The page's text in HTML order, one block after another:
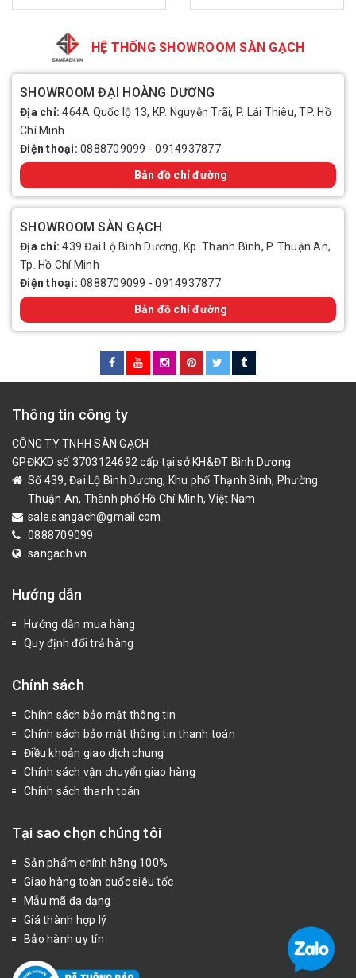
HỆ THỐNG SHOWROOM SÀN GẠCH
SHOWROOM ĐẠI HOÀNG DƯƠNG
Địa chỉ:464A Quốc lộ 13, KP. Nguyễn Trãi, P. Lái Thiêu, TP. Hồ
Chí Minh
Điện thoại: 0888709099 -0914937877
Bản đồ chỉ đường
SHOWROOM SÀN GẠCH
Địa chỉ:439 Đại Lộ Bình Dương, Kp. Thạnh Bình, P. Thuận An,
Tp. Hồ Chí Minh
Điện thoại: 0888709099 -0914937877
Bản đồ chỉ đường
Thông tin công ty
CÔNG TY TNHH SÀN GẠCH
GPĐKKD số 3703124692 cấp tại sở KH&ĐT Bình Dương
Số 439, Đại Lộ Bình Dương, Khu phố Thạnh Bình, Phường
Thuận An, Thành phố Hồ Chí Minh, Việt Nam
sale.sangach@gmail.com
0888709099
sangach.vn
Hướng dẫn
Hướng dẫn mua hàng
Quy định đổi trả hàng
Chính sách
Chính sách bảo mật thông tin
Chính sách bảo mật thông tin thanh toán
Điều khoản giao dịch chung
Chính sách vận chuyển giao hàng
Chính sách thanh toán
Tại sao chọn chúng tôi
Sản phẩm chính hãng 100%
Giao hàng toàn quốc siêu tốc
Mẫu mã đa dạng
Giá thành hợp lý
Bảo hành uy tín